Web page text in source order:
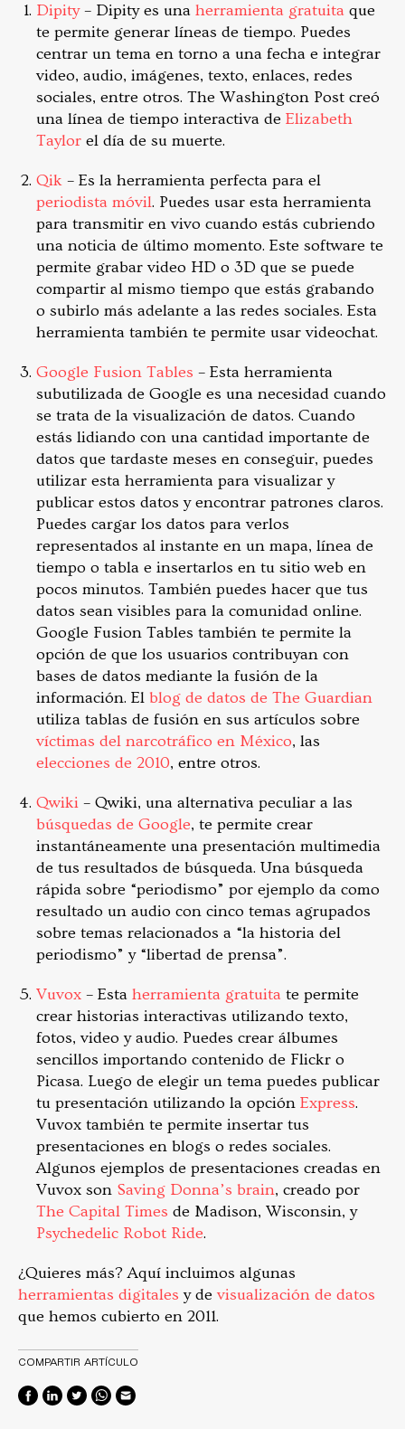
Dipity– Dipity es una herramienta gratuita que
te permite generar líneas de tiempo. Puedes
centrar un tema en torno a una fecha e integrar
video, audio, imágenes, texto, enlaces, redes
sociales, entre otros. The Washington Post creó
una línea de tiempo interactiva de Elizabeth
Taylor el día de su muerte.
Qik – Es la herramienta perfecta para el
periodista móvil. Puedes usar esta herramienta
para transmitir en vivo cuando estás cubriendo
una noticia de último momento. Este software te
permite grabar video HD o 3D que se puede
compartir al mismo tiempo que estás grabando
o subirlo más adelante a las redes sociales. Esta
herramienta también te permite usar videochat.
Google Fusion Tables – Esta herramienta
subutilizada de Google es una necesidad cuando
se trata de la visualización de datos. Cuando
estás lidiando con una cantidad importante de
datos que tardaste meses en conseguir, puedes
utilizar esta herramienta para visualizar y
publicar estos datos y encontrar patrones claros.
Puedes cargar los datos para verlos
representados al instante en un mapa, línea de
tiempo o tabla e insertarlos en tu sitio web en
pocos minutos. También puedes hacer que tus
datos sean visibles para la comunidad online.
Google Fusion Tables también te permite la
opción de que los usuarios contribuyan con
bases de datos mediante la fusión de la
información. El blog de datos de The Guardian
utiliza tablas de fusión en sus artículos sobre
víctimas del narcotráfico en México, las
elecciones de 2010, entre otros.
Qwiki – Qwiki, una alternativa peculiar a las
búsquedas de Google, te permite crear
instantáneamente una presentación multimedia
de tus resultados de búsqueda. Una búsqueda
rápida sobre “periodismo” por ejemplo da como
resultado un audio con cinco temas agrupados
sobre temas relacionados a “la historia del
periodismo” y “libertad de prensa”.
Vuvox – Esta herramienta gratuita te permite
crear historias interactivas utilizando texto,
fotos, video y audio. Puedes crear álbumes
sencillos importando contenido de Flickr o
Picasa. Luego de elegir un tema puedes publicar
tu presentación utilizando la opción Express.
Vuvox también te permite insertar tus
presentaciones en blogs o redes sociales.
Algunos ejemplos de presentaciones creadas en
Vuvox son Saving Donna’s brain, creado por
The Capital Times de Madison, Wisconsin, y
Psychedelic Robot Ride.
¿Quieres más? Aquí incluimos algunas
herramientas digitales y de visualización de datos
que hemos cubierto en 2011.
COMPARTIR ARTÍCULO